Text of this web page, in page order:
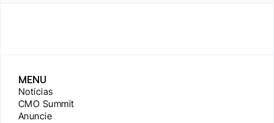
MENU
Notícias
CMO Summit
Anuncie